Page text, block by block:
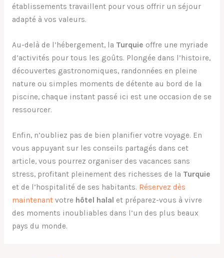
établissements travaillent pour vous offrir un séjour
adapté à vos valeurs.
Au-delà de l’hébergement, la Turquie offre une myriade
d’activités pour tous les goûts. Plongée dans l’histoire,
découvertes gastronomiques, randonnées en pleine
nature ou simples moments de détente au bord de la
piscine, chaque instant passé ici est une occasion de se
ressourcer.
Enfin, n’oubliez pas de bien planifier votre voyage. En
vous appuyant sur les conseils partagés dans cet
article, vous pourrez organiser des vacances sans
stress, profitant pleinement des richesses de la Turquie
et de l’hospitalité de ses habitants. Réservez dès
maintenantvotre hôtel halal et préparez-vous à vivre
des moments inoubliables dans l’un des plus beaux
pays du monde.